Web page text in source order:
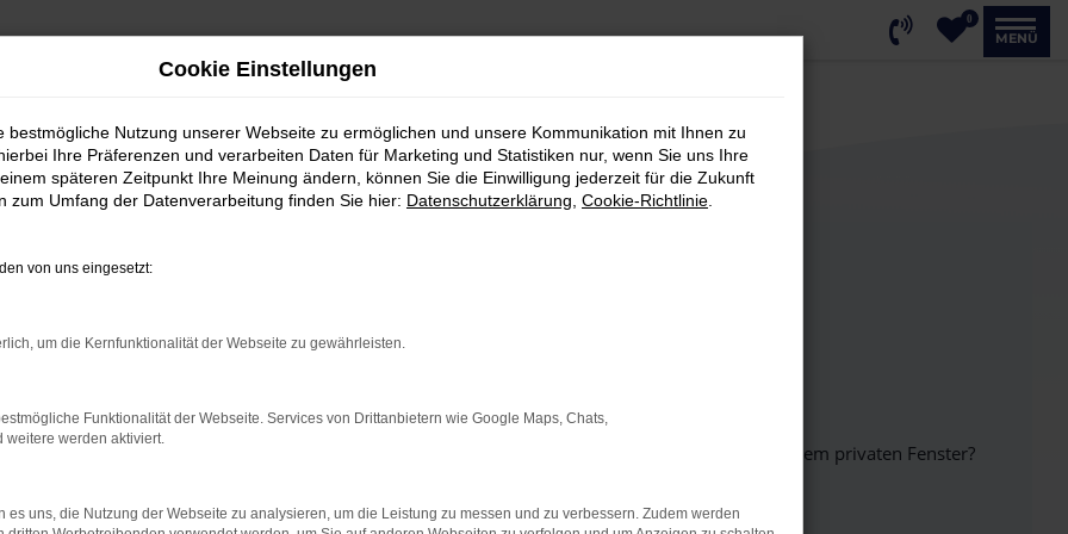
0
MENÜ
bestimmter Seiten verhindern. Funktioniert die Seite in einem anderen Browser oder in einem privaten Fenster?
beheben.
Cookie Einstellungen
bestmögliche Nutzung unserer Webseite zu ermöglichen und unsere Kommunikation mit Ihnen zu
Ihre Präferenzen und verarbeiten Daten für Marketing und Statistiken nur, wenn Sie uns Ihre
späteren Zeitpunkt Ihre Meinung ändern, können Sie die Einwilligung jederzeit für die Zukunft
zum Umfang der Datenverarbeitung finden Sie hier: Datenschutzerklärung Cookie-Richtlinie
von uns eingesetzt:
um die Kernfunktionalität der Webseite zu gewährleisten.
Funktionalität der Webseite. Services von Drittanbietern wie Google Maps, Chats,
weitere werden aktiviert.
es uns, die Nutzung der Webseite zu analysieren, um die Leistung zu messen und zu verbessern. Zudem werden